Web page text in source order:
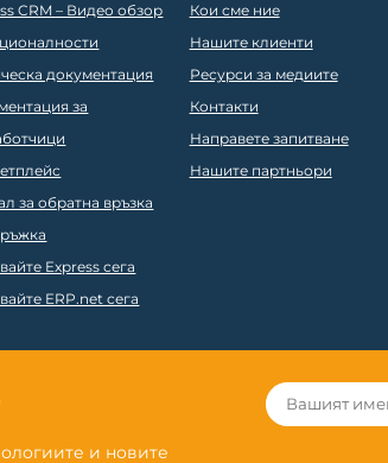
CRM – Видео обзор
документация
за
за обратна връзка
Express сега
ERP.net сега
Кои сме ние
Нашите клиенти
Ресурси за медиите
Контакти
Направете запитване
Нашите партньори
и новите